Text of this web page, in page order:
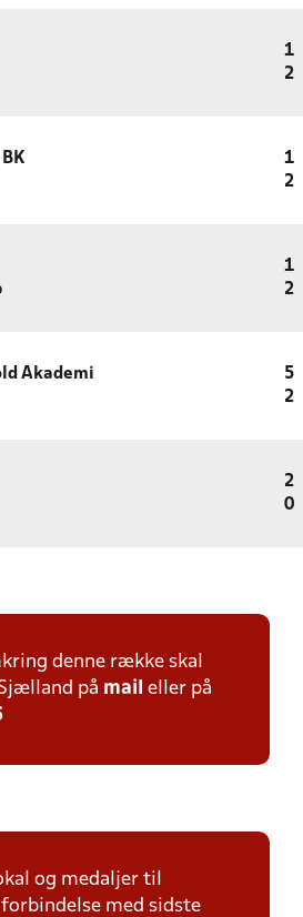
1
2
1
2
1
2
Akademi
5
2
2
0
denne række skal
på mail eller på
og medaljer til
med sidste